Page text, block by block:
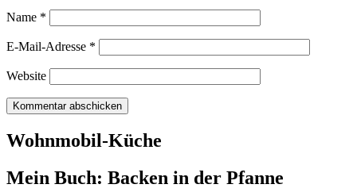
Name *
E-Mail-Adresse *
Website
Wohnmobil-Küche
Mein Buch: Backen in der Pfanne